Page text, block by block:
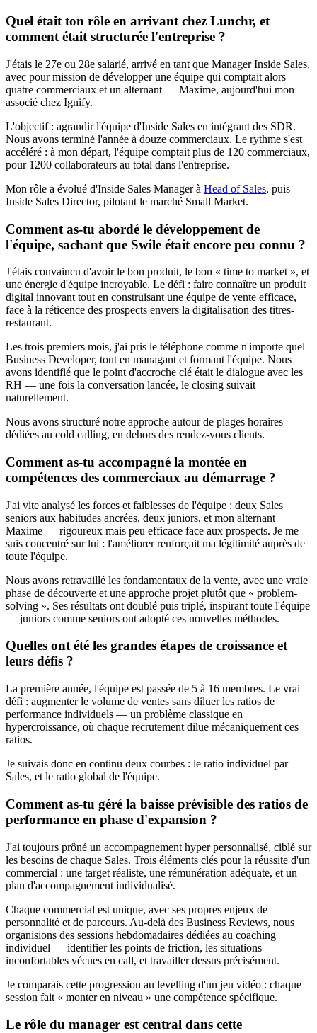
Quel était ton rôle en arrivant chez Lunchr, et
comment était structurée l'entreprise ?
J'étais le 27e ou 28e salarié, arrivé en tant que Manager Inside Sales,
avec pour mission de développer une équipe qui comptait alors
quatre commerciaux et un alternant — Maxime, aujourd'hui mon
associé chez Ignify.
L'objectif : agrandir l'équipe d'Inside Sales en intégrant des SDR.
Nous avons terminé l'année à douze commerciaux. Le rythme s'est
accéléré : à mon départ, l'équipe comptait plus de 120 commerciaux,
pour 1200 collaborateurs au total dans l'entreprise.
Mon rôle a évolué d'Inside Sales Manager à Head of Sales, puis
Inside Sales Director, pilotant le marché Small Market.
Comment as-tu abordé le développement de
l'équipe, sachant que Swile était encore peu connu ?
J'étais convaincu d'avoir le bon produit, le bon « time to market », et
une énergie d'équipe incroyable. Le défi : faire connaître un produit
digital innovant tout en construisant une équipe de vente efficace,
face à la réticence des prospects envers la digitalisation des titres-
restaurant.
Les trois premiers mois, j'ai pris le téléphone comme n'importe quel
Business Developer, tout en managant et formant l'équipe. Nous
avons identifié que le point d'accroche clé était le dialogue avec les
RH — une fois la conversation lancée, le closing suivait
naturellement.
Nous avons structuré notre approche autour de plages horaires
dédiées au cold calling, en dehors des rendez-vous clients.
Comment as-tu accompagné la montée en
compétences des commerciaux au démarrage ?
J'ai vite analysé les forces et faiblesses de l'équipe : deux Sales
seniors aux habitudes ancrées, deux juniors, et mon alternant
Maxime — rigoureux mais peu efficace face aux prospects. Je me
suis concentré sur lui : l'améliorer renforçait ma légitimité auprès de
toute l'équipe.
Nous avons retravaillé les fondamentaux de la vente, avec une vraie
phase de découverte et une approche projet plutôt que « problem-
solving ». Ses résultats ont doublé puis triplé, inspirant toute l'équipe
— juniors comme seniors ont adopté ces nouvelles méthodes.
Quelles ont été les grandes étapes de croissance et
leurs défis ?
La première année, l'équipe est passée de 5 à 16 membres. Le vrai
défi : augmenter le volume de ventes sans diluer les ratios de
performance individuels — un problème classique en
hypercroissance, où chaque recrutement dilue mécaniquement ces
ratios.
Je suivais donc en continu deux courbes : le ratio individuel par
Sales, et le ratio global de l'équipe.
Comment as-tu géré la baisse prévisible des ratios de
performance en phase d'expansion ?
J'ai toujours prôné un accompagnement hyper personnalisé, ciblé sur
les besoins de chaque Sales. Trois éléments clés pour la réussite d'un
commercial : une target réaliste, une rémunération adéquate, et un
plan d'accompagnement individualisé.
Chaque commercial est unique, avec ses propres enjeux de
personnalité et de parcours. Au-delà des Business Reviews, nous
organisions des sessions hebdomadaires dédiées au coaching
individuel — identifier les points de friction, les situations
inconfortables vécues en call, et travailler dessus précisément.
Je comparais cette progression au levelling d'un jeu vidéo : chaque
session fait « monter en niveau » une compétence spécifique.
Le rôle du manager est central dans cette